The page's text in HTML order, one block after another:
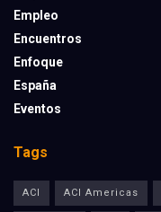
Empleo
Encuentros
Enfoque
España
Eventos
Tags
ACI ACI Americas